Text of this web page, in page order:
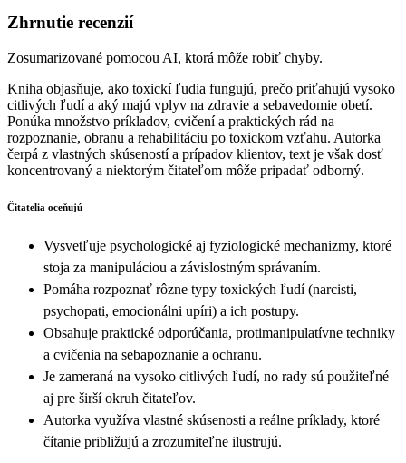
Zhrnutie recenzií
Zosumarizované pomocou AI, ktorá môže robiť chyby.
Kniha objasňuje, ako toxickí ľudia fungujú, prečo priťahujú vysoko
citlivých ľudí a aký majú vplyv na zdravie a sebavedomie obetí.
Ponúka množstvo príkladov, cvičení a praktických rád na
rozpoznanie, obranu a rehabilitáciu po toxickom vzťahu. Autorka
čerpá z vlastných skúseností a prípadov klientov, text je však dosť
koncentrovaný a niektorým čitateľom môže pripadať odborný.
Čitatelia oceňujú
Vysvetľuje psychologické aj fyziologické mechanizmy, ktoré
stoja za manipuláciou a závislostným správaním.
Pomáha rozpoznať rôzne typy toxických ľudí (narcisti,
psychopati, emocionálni upíri) a ich postupy.
Obsahuje praktické odporúčania, protimanipulatívne techniky
a cvičenia na sebapoznanie a ochranu.
Je zameraná na vysoko citlivých ľudí, no rady sú použiteľné
aj pre širší okruh čitateľov.
Autorka využíva vlastné skúsenosti a reálne príklady, ktoré
čítanie približujú a zrozumiteľne ilustrujú.